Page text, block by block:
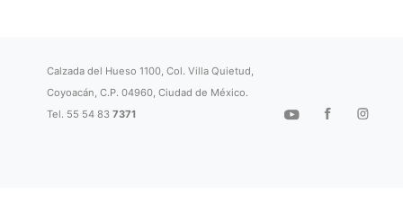
Calzada del Hueso 1100, Col. Villa Quietud,
Coyoacán, C.P. 04960, Ciudad de México.
Tel. 55 54 837371